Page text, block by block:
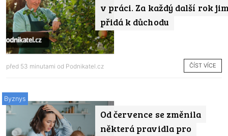
v práci. Za každý další rok
přidá k důchodu
před 53 minutami od Podnikatel.cz ČÍST VÍCE
Od července se změnila
některá pravidla pro
Byznys